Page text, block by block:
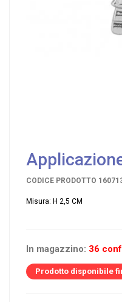
CODICE PRODOTTO
Misura: H 2,5 CM
In magazzino: 36
Prodotto disponibile